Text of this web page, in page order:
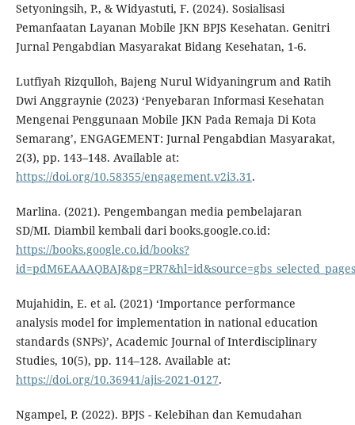
Setyoningsih, P., & Widyastuti, F. (2024). Sosialisasi
Pemanfaatan Layanan Mobile JKN BPJS Kesehatan. Genitri
Jurnal Pengabdian Masyarakat Bidang Kesehatan, 1-6.
Lutfiyah Rizqulloh, Bajeng Nurul Widyaningrum and Ratih
Dwi Anggraynie (2023) ‘Penyebaran Informasi Kesehatan
Mengenai Penggunaan Mobile JKN Pada Remaja Di Kota
Semarang’, ENGAGEMENT: Jurnal Pengabdian Masyarakat,
2(3), pp. 143–148. Available at:
https://doi.org/10.58355/engagement.v2i3.31.
Marlina. (2021). Pengembangan media pembelajaran
SD/MI. Diambil kembali dari books.google.co.id:
https://books.google.co.id/books?
Mujahidin, E. et al. (2021) ‘Importance performance
analysis model for implementation in national education
standards (SNPs)’, Academic Journal of Interdisciplinary
Studies, 10(5), pp. 114–128. Available at:
https://doi.org/10.36941/ajis-2021-0127.
Ngampel, P. (2022). BPJS - Kelebihan dan Kemudahan